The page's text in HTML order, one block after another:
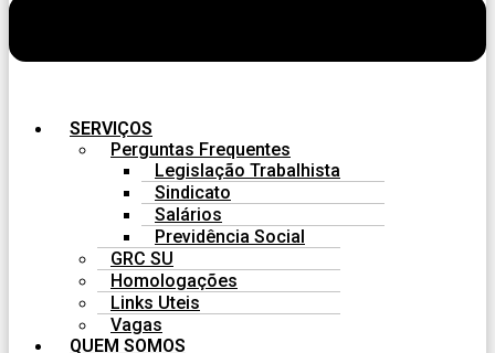
SERVIÇOS
Perguntas Frequentes
Legislação Trabalhista
Sindicato
Salários
Previdência Social
GRC SU
Homologações
Links Uteis
Vagas
QUEM SOMOS